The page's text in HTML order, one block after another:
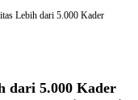
Lebih dari 5.000 Kader
dari 5.000 Kader